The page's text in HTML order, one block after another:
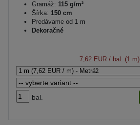
Gramáž: 115 g/m²
Šírka: 150 cm
Predávame od 1 m
Dekoračné
7,62 EUR/ bal. (1 m)
bal.